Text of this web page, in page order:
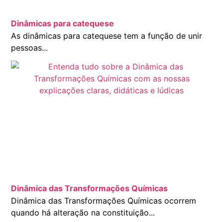
Dinâmicas para catequese
As dinâmicas para catequese tem a função de unir
pessoas...
Dinâmica das Transformações Químicas
Dinâmica das Transformações Químicas ocorrem
quando há alteração na constituição...